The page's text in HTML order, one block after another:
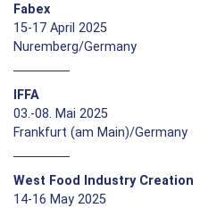
Fabex
15-17 April 2025
Nuremberg/Germany
IFFA
03.-08. Mai 2025
Frankfurt (am Main)/Germany
West Food Industry Creation
14-16 May 2025